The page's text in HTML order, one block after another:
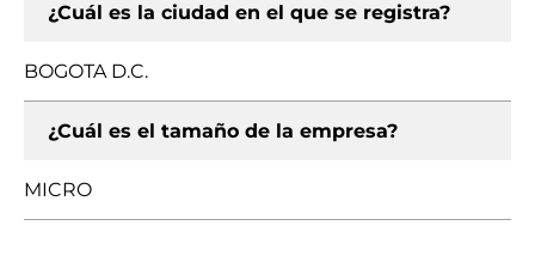
¿Cuál es la ciudad en el que se registra?
BOGOTA D.C.
¿Cuál es el tamaño de la empresa?
MICRO